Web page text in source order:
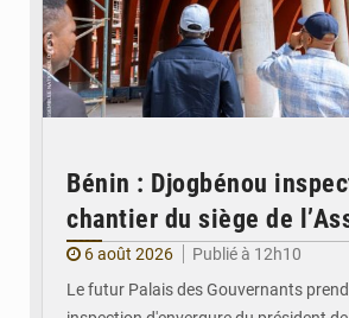
Bénin : Djogbénou
chantier du siège de
6 août 2026
Publié à 12h10
Le futur Palais des Gouvernants